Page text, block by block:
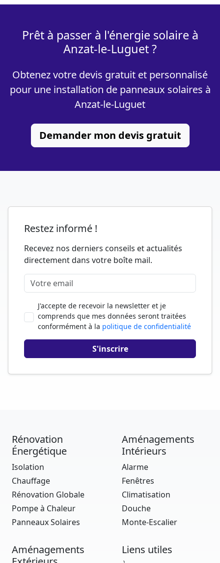
Prêt à passer à l'énergie solaire à
Anzat-le-Luguet ?
Obtenez votre devis gratuit et personnalisé
pour une installation de panneaux solaires à
Anzat-le-Luguet
Demander mon devis gratuit
Restez informé !
Recevez nos derniers conseils et actualités
directement dans votre boîte mail.
J'accepte de recevoir la newsletter et je
comprends que mes données seront traitées
conformément à la politique de confidentialité
Rénovation
Énergétique
Isolation
Chauffage
Rénovation Globale
Pompe à Chaleur
Panneaux Solaires
Aménagements
Intérieurs
Alarme
Fenêtres
Climatisation
Douche
Monte-Escalier
Aménagements
Liens utiles